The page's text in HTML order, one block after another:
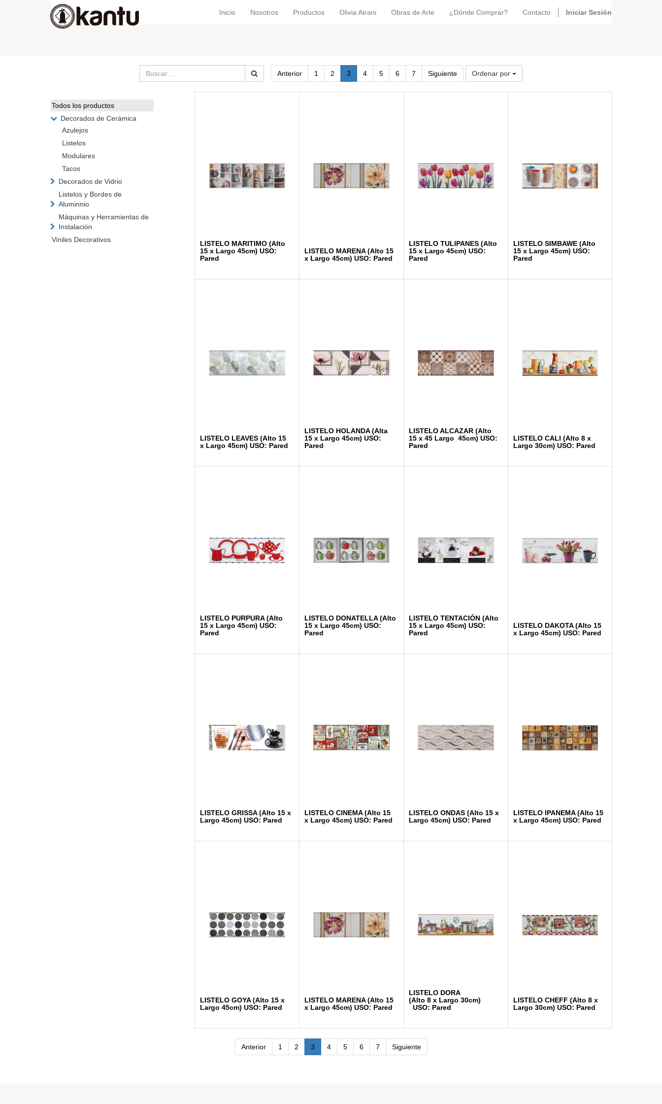
Inicio Nosotros Productos Olivia Atrani Obras de Arte ¿Dónde Comprar? Contacto Iniciar Sesión
Anterior 1 2 3 4 5 6 7 Siguiente Ordenar por
Todos los productos
Decorados de Cerámica
Azulejos
Listelos
Modulares
Tacos
Decorados de Vidrio
Listelos y Bordes de
Aluminnio
Máquinas y Herramientas de
Instalación
Viniles Decorativos
LISTELO MARITIMO (Alto
15 x Largo 45cm) USO:
Pared
LISTELO MARENA (Alto 15
x Largo 45cm) USO: Pared
LISTELO TULIPANES (Alto
15 x Largo 45cm) USO:
Pared
LISTELO SIMBAWE (Alto
15 x Largo 45cm) USO:
Pared
LISTELO LEAVES (Alto 15
x Largo 45cm) USO: Pared
LISTELO HOLANDA (Alta
15 x Largo 45cm) USO:
Pared
LISTELO ALCAZAR (Alto
15 x 45 Largo 45cm) USO:
Pared
LISTELO CALI (Alto 8 x
Largo 30cm) USO: Pared
LISTELO PURPURA (Alto
15 x Largo 45cm) USO:
Pared
LISTELO DONATELLA (Alto
15 x Largo 45cm) USO:
Pared
LISTELO TENTACIÓN (Alto
15 x Largo 45cm) USO:
Pared
LISTELO DAKOTA (Alto 15
x Largo 45cm) USO: Pared
LISTELO GRISSA (Alto 15 x
Largo 45cm) USO: Pared
LISTELO CINEMA (Alto 15
x Largo 45cm) USO: Pared
LISTELO ONDAS (Alto 15 x
Largo 45cm) USO: Pared
LISTELO IPANEMA (Alto 15
x Largo 45cm) USO: Pared
LISTELO GOYA (Alto 15 x
Largo 45cm) USO: Pared
LISTELO MARENA (Alto 15
x Largo 45cm) USO: Pared
LISTELO DORA
(Alto 8 x Largo 30cm)
USO: Pared
LISTELO CHEFF (Alto 8 x
Largo 30cm) USO: Pared
Anterior 1 2 3 4 5 6 7 Siguiente